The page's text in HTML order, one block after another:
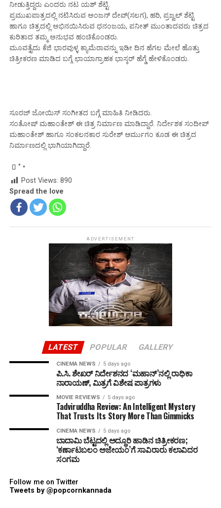
ನೀಡುತ್ತಿದ್ದರು ಎಂದರು ನಟ ಯಶ್ ಶೆಟ್ಟಿ.
ಪ್ರಮುಖಪಾತ್ರದಲ್ಲಿ ನಟಿಸಿರುವ ಅಂಜನ್ ದೇವ್(ಸಲಗ), ಹರಿ, ಪ್ರಜ್ವಲ್ ಶೆಟ್ಟಿ
ಹಾಗೂ ಚಿತ್ರದಲ್ಲಿ ಅಭಿನಯಿಸಿರುವ ಧನಂಜಯ, ಪನೀತ್ ಮುಂತಾದವರು ಚಿತ್ರದ
ಕುರಿತಾದ ತಮ್ಮ ಅನುಭವ ಹಂಚಿಕೊಂಡರು.
ಮೂವತ್ತೈದು ಕೆಜಿ ಭಾರವುಳ್ಳ ಕ್ಯಾಮೆರಾವನ್ನು ಇಡೀ ದಿನ ಹೆಗಲ ಮೇಲೆ ಹೊತ್ತು
ಚಿತ್ರೀಕರಣ ಮಾಡಿದ ಬಗ್ಗೆ ಛಾಯಾಗ್ರಾಹಕ ಭಾಸ್ಕರ್ ಹೆಗ್ಡೆ ಹೇಳಿಕೊಂಡರು.
ಸೂರಜ್ ಜೋಯಿಸ್ ಸಂಗೀತದ ಬಗ್ಗೆ ಮಾಹಿತಿ ನೀಡಿದರು.
ಸಂತೋಷ್ ಮಹಾಂತೇಶ್ ಈ ಚಿತ್ರ ನಿರ್ಮಾಣ ಮಾಡಿದ್ದಾರೆ. ನಿರ್ದೇಶಕ ಸಂದೀಪ್
ಮಹಾಂತೇಶ್ ಹಾಗೂ ಸಂಕಲನಕಾರ ಸುರೇಶ್ ಆರ್ಮುಗಂ ಕೂಡ ಈ ಚಿತ್ರದ
ನಿರ್ಮಾಣದಲ್ಲಿ ಭಾಗಿಯಾಗಿದ್ದಾರೆ.
Post Views: 890
Spread the love
ADVERTISEMENT
LATEST POPULAR GALLERY
CINEMA NEWS 5 days ago
ಪಿ.ಸಿ. ಶೇಖರ್ ನಿರ್ದೇಶನದ ‘ಮಹಾನ್’ನಲ್ಲಿ ರಾಧಿಕಾ
ನಾರಾಯಣ್, ಮಿತ್ರಗೆ ವಿಶೇಷ ಪಾತ್ರಗಳು
MOVIE REVIEWS 5 days ago
Tadviruddha Review: An Intelligent Mystery
That Trusts Its Story More Than Gimmicks
CINEMA NEWS 5 days ago
ಬಾದಾಮಿ ಬೆಟ್ಟದಲ್ಲಿ ಅದ್ಧೂರಿ ಹಾಡಿನ ಚಿತ್ರೀಕರಣ;
‘ಕರ್ಣಾಟಬಲಂ ಅಜೇಯಂ’ಗೆ ಸಾವಿರಾರು ಕಲಾವಿದರ
ಸಂಗಮ
Follow me on Twitter
Tweets by @popcornkannada